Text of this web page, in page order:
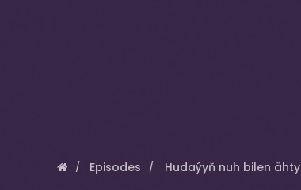
Episodes Hudaýyň nuh bilen ähty